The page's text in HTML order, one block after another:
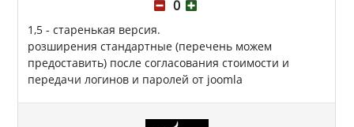
0
1,5 - старенькая версия.
розширения стандартные (перечень можем
предоставить) после согласования стоимости и
передачи логинов и паролей от joomla